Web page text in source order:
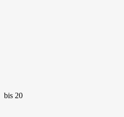
bis 20